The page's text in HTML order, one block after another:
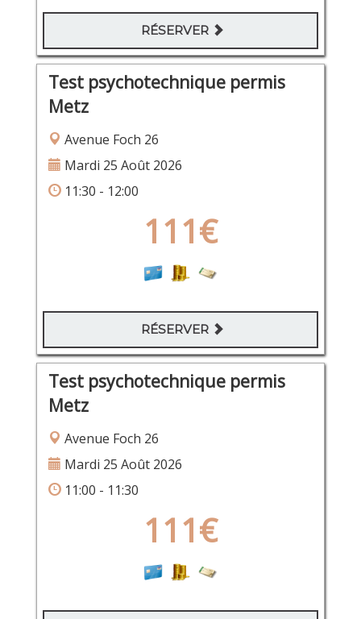
RÉSERVER
Test psychotechnique permis
Metz
Avenue Foch 26
Mardi 25 Août 2026
11:30 - 12:00
111€
RÉSERVER
Test psychotechnique permis
Metz
Avenue Foch 26
Mardi 25 Août 2026
11:00 - 11:30
111€